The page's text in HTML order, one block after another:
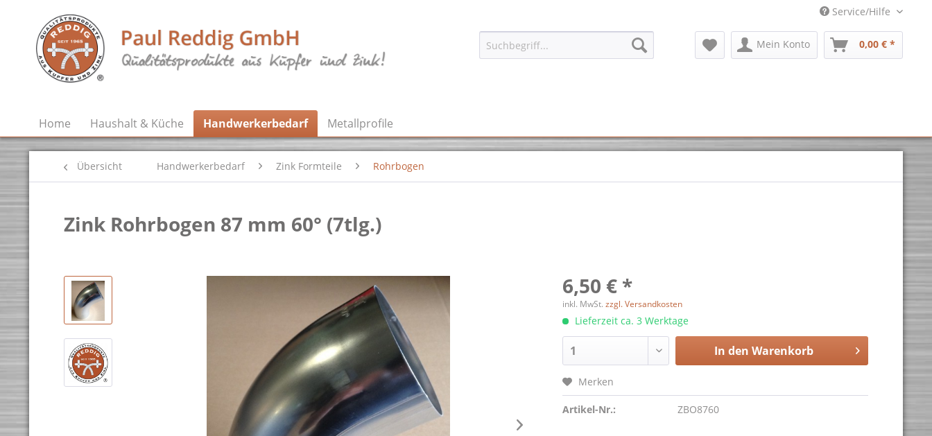
Service/Hilfe
Mein Konto 0,00 € *
Home Haushalt & Küche Handwerkerbedarf Metallprofile
Übersicht Handwerkerbedarf Zink Formteile Rohrbogen
Zink Rohrbogen 87 mm 60° (7tlg.)
6,50 € *
inkl. MwSt.zzgl. Versandkosten
Lieferzeit ca. 3 Werktage
In den Warenkorb
Merken
Artikel-Nr.: ZBO8760